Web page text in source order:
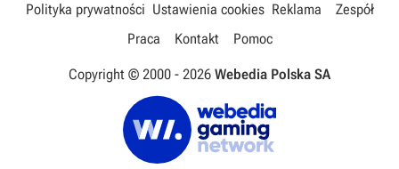
Polityka prywatności Ustawienia cookies Reklama
Zespół
Praca
Kontakt Pomoc
Copyright © 2000 - 2026 Webedia Polska SA